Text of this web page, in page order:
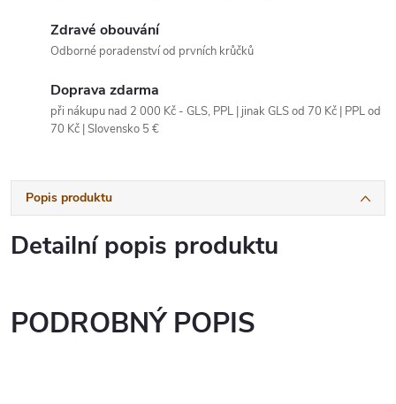
Zdravé obouvání
Odborné poradenství od prvních krůčků
Doprava zdarma
při nákupu nad 2 000 Kč - GLS, PPL | jinak GLS od 70 Kč | PPL od
70 Kč | Slovensko 5 €
Popis produktu
Detailní popis produktu
PODROBNÝ POPIS